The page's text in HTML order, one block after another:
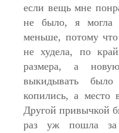
если вещь мне
не было, я могла
меньше, потому
не худела, по
размера, а
выкидывать
копились, а место
Другой привычкой
раз уж пошла за